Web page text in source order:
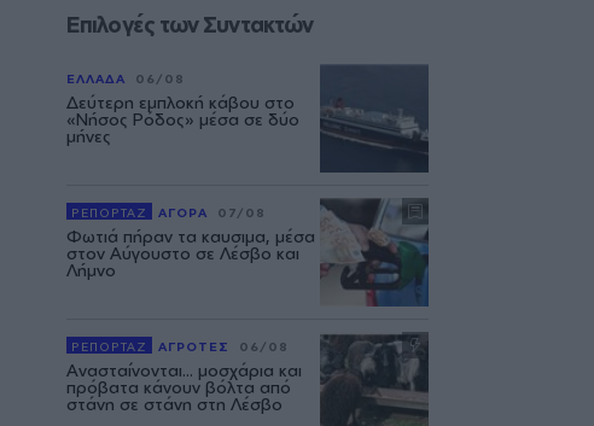
Επιλογές των Συντακτών
ΕΛΛΑΔΑ 06/08
Δεύτερη εμπλοκή κάβου στο
«Νήσος Ρόδος» μέσα σε δύο
μήνες
ΡΕΠΟΡΤΑΖ ΑΓΟΡΑ 07/08
Φωτιά πήραν τα καυσιμα, μέσα
στον Αύγουστο σε Λέσβο και
Λήμνο
ΡΕΠΟΡΤΑΖ ΑΓΡΟΤΕΣ 06/08
Ανασταίνονται... μοσχάρια και
πρόβατα κάνουν βόλτα από
στάνη σε στάνη στη Λέσβο